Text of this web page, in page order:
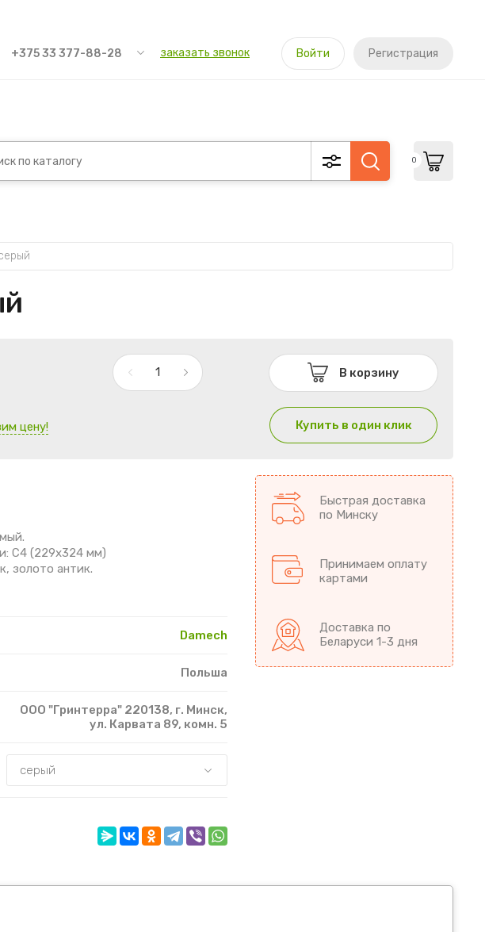
+375 33 377-88-28 заказать звонок Войти Регистрация
0
В корзину
Купить в один клик
цену!
С4 (229х324 мм)
золото антик.
Damech
Польша
ООО "Гринтерра" 220138, г. Минск,
ул. Карвата 89, комн. 5
Быстрая доставка
по Минску
Принимаем оплату
картами
Доставка по
Беларуси 1-3 дня